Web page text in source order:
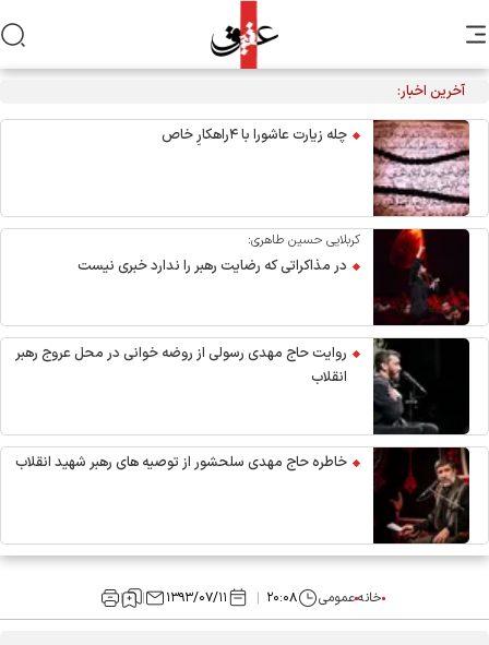
آخرین اخبار: تکذیب نقل قول منتسب به رهبر انقلاب از سوی دفتر معظم‌له
چله زیارت عاشورا با ۴راهکارِ خاص
کربلایی حسین طاهری:
در مذاکراتی که رضایت رهبر را ندارد خبری نیست
روایت حاج مهدی رسولی از روضه خوانی در محل عروج رهبر
انقلاب
خاطره حاج مهدی سلحشور از توصیه های رهبر شهید انقلاب
خانهعمومی ۲۰:۰۸ ۱۳۹۳/۰۷/۱۱